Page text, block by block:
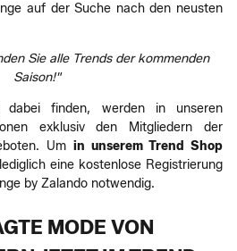
auf der Suche nach den neusten
Sie alle Trends der kommenden
Saison!"
finden, werden in unseren
exklusiv den Mitgliedern der
Um in unserem Trend Shop
eine kostenlose Registrierung
by Zalando notwendig.
MODE VON